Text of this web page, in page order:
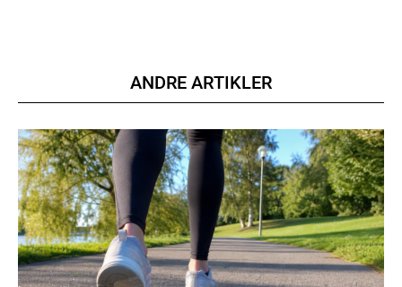
Praesent euismod ac
Nullam eu erat condimentum
Donec quis est ac felis
Orci varius natoque dolor
YEARLY PRICING MONTHLY PRICING
ANDRE ARTIKLER